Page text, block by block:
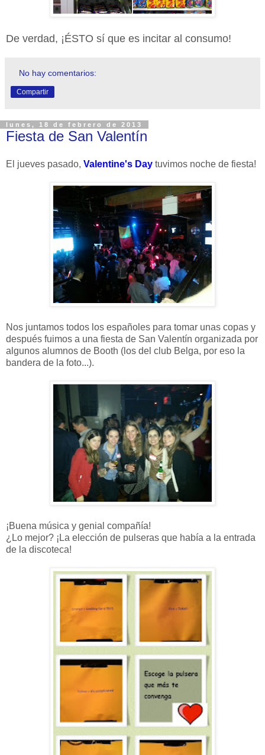
De verdad, ¡ÉSTO sí que es incitar al consumo!
No hay comentarios:
Compartir
lunes, 18 de febrero de 2013
Fiesta de San Valentín
El jueves pasado, Valentine's Day tuvimos noche de fiesta!
Nos juntamos todos los españoles para tomar unas copas y
después fuimos a una fiesta de San Valentín organizada por
algunos alumnos de Booth (los del club Belga, por eso la
bandera de la foto...).
¡Buena música y genial compañía!
¿Lo mejor? ¡La elección de pulseras que había a la entrada
de la discoteca!